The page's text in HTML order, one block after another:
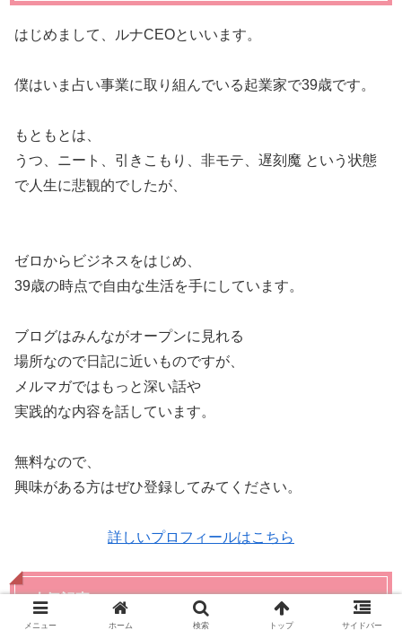
はじめまして、ルナCEOといいます。
僕はいま占い事業に取り組んでいる起業家で39歳です。
もともとは、
うつ、ニート、引きこもり、非モテ、遅刻魔 という状態
で人生に悲観的でしたが、
ゼロからビジネスをはじめ、
39歳の時点で自由な生活を手にしています。
ブログはみんながオープンに見れる
場所なので日記に近いものですが、
メルマガではもっと深い話や
実践的な内容を話しています。
無料なので、
興味がある方はぜひ登録してみてください。
詳しいプロフィールはこちら
人気記事
メニュー ホーム 検索 トップ サイドバー